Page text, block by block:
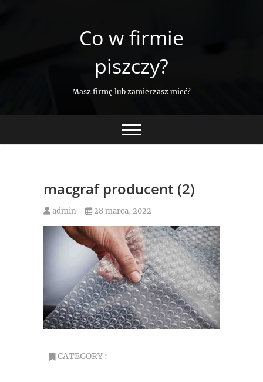
Co w firmie
piszczy?
Masz firmę lub zamierzasz mieć?
macgraf producent (2)
admin 28 marca, 2022
CATEGORY :